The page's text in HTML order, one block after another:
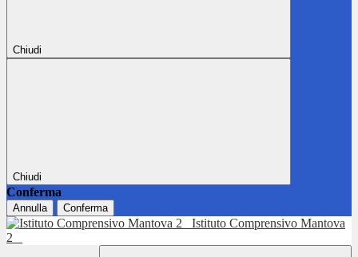
Chiudi
Chiudi
Conferma
Annulla Conferma
Istituto Comprensivo Mantova
2